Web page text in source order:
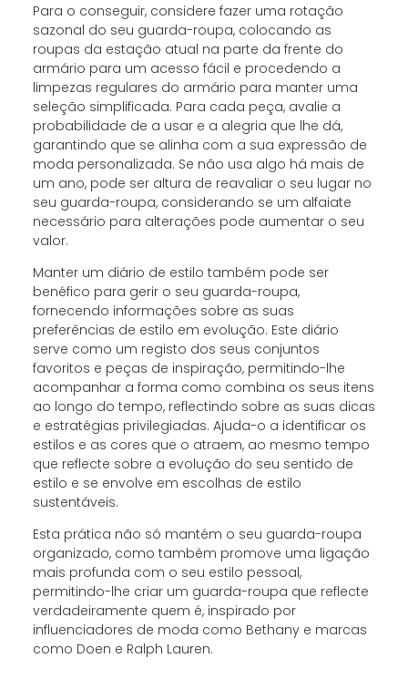
Para o conseguir, considere fazer uma rotação
sazonal do seu guarda-roupa, colocando as
roupas da estação atual na parte da frente do
armário para um acesso fácil e procedendo a
limpezas regulares do armário para manter uma
seleção simplificada. Para cada peça, avalie a
probabilidade de a usar e a alegria que lhe dá,
garantindo que se alinha com a sua expressão de
moda personalizada. Se não usa algo há mais de
um ano, pode ser altura de reavaliar o seu lugar no
seu guarda-roupa, considerando se um alfaiate
necessário para alterações pode aumentar o seu
valor.
Manter um diário de estilo também pode ser
benéfico para gerir o seu guarda-roupa,
fornecendo informações sobre as suas
preferências de estilo em evolução. Este diário
serve como um registo dos seus conjuntos
favoritos e peças de inspiração, permitindo-lhe
acompanhar a forma como combina os seus itens
ao longo do tempo, reflectindo sobre as suas dicas
e estratégias privilegiadas. Ajuda-o a identificar os
estilos e as cores que o atraem, ao mesmo tempo
que reflecte sobre a evolução do seu sentido de
estilo e se envolve em escolhas de estilo
sustentáveis.
Esta prática não só mantém o seu guarda-roupa
organizado, como também promove uma ligação
mais profunda com o seu estilo pessoal,
permitindo-lhe criar um guarda-roupa que reflecte
verdadeiramente quem é, inspirado por
influenciadores de moda como Bethany e marcas
como Doen e Ralph Lauren.